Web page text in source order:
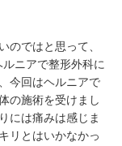
のではと思って、
ニアで整形外科に
今回はヘルニアで
の施術を受けまし
には痛みは感じま
リとはいかなかっ